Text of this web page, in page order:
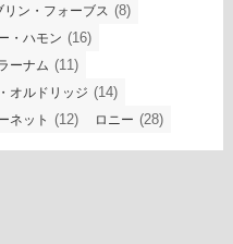
リン・フォーブス (8)
・ハモン (16)
ーナム (11)
オルドリッジ (14)
ネット (12) ロニー (28)